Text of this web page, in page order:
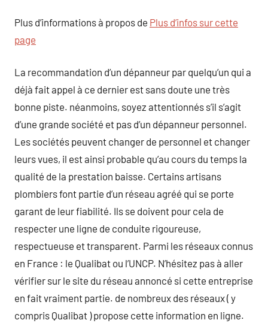
Plus d’informations à propos de Plus d’infos sur cette
page
La recommandation d’un dépanneur par quelqu’un qui a
déjà fait appel à ce dernier est sans doute une très
bonne piste. néanmoins, soyez attentionnés s’il s’agit
d’une grande société et pas d’un dépanneur personnel.
Les sociétés peuvent changer de personnel et changer
leurs vues, il est ainsi probable qu’au cours du temps la
qualité de la prestation baisse. Certains artisans
plombiers font partie d’un réseau agréé qui se porte
garant de leur fiabilité. Ils se doivent pour cela de
respecter une ligne de conduite rigoureuse,
respectueuse et transparent. Parmi les réseaux connus
en France : le Qualibat ou l’UNCP. N’hésitez pas à aller
vérifier sur le site du réseau annoncé si cette entreprise
en fait vraiment partie. de nombreux des réseaux ( y
compris Qualibat ) propose cette information en ligne.